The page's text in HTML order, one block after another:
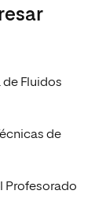
de Fluidos
de
Profesorado